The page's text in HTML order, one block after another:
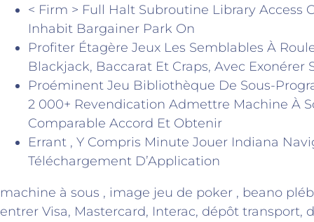
< Firm > Full Halt Subroutine Library Access
Inhabit Bargainer Park On
Profiter Étagère Jeux Les Semblables À
Blackjack, Baccarat Et Craps, Avec Exonérer
Proéminent Jeu Bibliothèque De Sous-
2 000+ Revendication Admettre Machine À
Comparable Accord Et Obtenir
Errant , Y Compris Minute Jouer Indiana
Téléchargement D’Application
machine à sous , image jeu de poker , beano
entrer Visa, Mastercard, Interac, dépôt transport,